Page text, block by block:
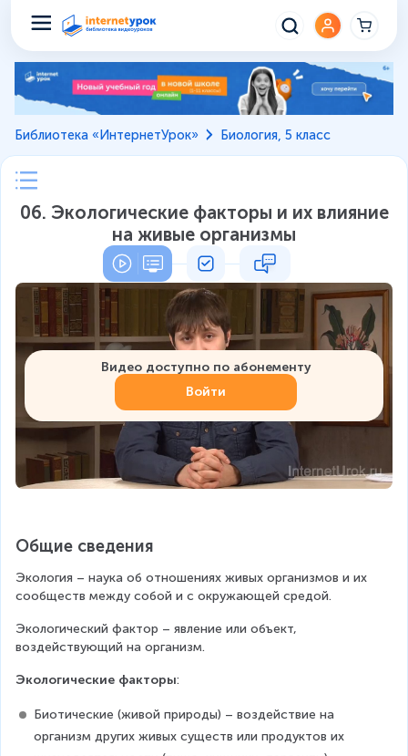
Библиотека «ИнтернетУрок» Биология, 5 класс
06. Экологические факторы и их влияние
на живые организмы
Видео доступно по абонементу
Войти
Общие сведения
Экология – наука об отношениях живых организмов и их
сообществ между собой и с окружающей средой.
Экологический фактор – явление или объект,
воздействующий на организм.
Экологические факторы:
Биотические (живой природы) – воздействие на
организм других живых существ или продуктов их